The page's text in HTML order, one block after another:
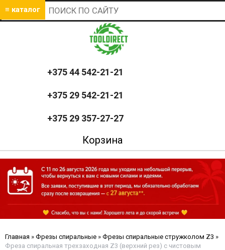
≡ каталог
+375 44 542-21-21
+375 29 542-21-21
+375 29 357-27-27
Корзина
Главная » Фрезы спиральные » Фрезы спиральные стружколом Z3 »
Фреза спиральная трехзаходная Z3 (верхний рез) с чистовым